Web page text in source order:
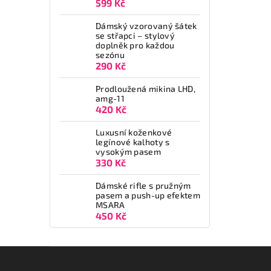
599 Kč
Dámský vzorovaný šátek
se střapci – stylový
doplněk pro každou
sezónu
290 Kč
Prodloužená mikina LHD,
amg-11
420 Kč
Luxusní koženkové
legínové kalhoty s
vysokým pasem
330 Kč
Dámské rifle s pružným
pasem a push-up efektem
MSARA
450 Kč